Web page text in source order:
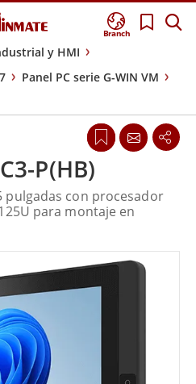
Branch
y HMI
Panel PC serie G-WIN VM
P(HB)
pulgadas con procesador
para montaje en